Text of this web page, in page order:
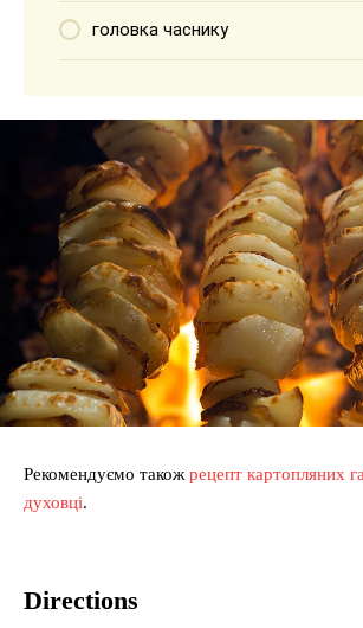
головка часнику
Рекомендуємо такожрецепт картопляних
духовці.
Directions